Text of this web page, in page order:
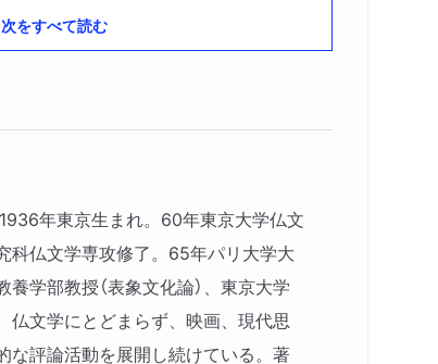
をすべて読む
年東京生まれ。60年東京大学仏文
科仏文学専攻修了。65年パリ大学大
学部教授（表象文化論）、東京大学
仏文学にとどまらず、映画、現代思
な評論活動を展開し続けている。著